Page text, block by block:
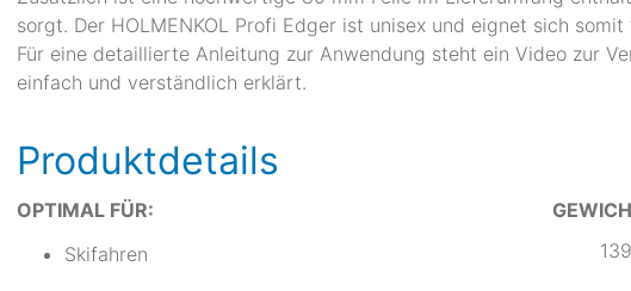
sorgt. Der HOLMENKOL Profi Edger ist unisex und eignet sich
Für eine detaillierte Anleitung zur Anwendung steht ein Video zur
einfach und verständlich erklärt.
Produktdetails
OPTIMAL FÜR:
Skifahren